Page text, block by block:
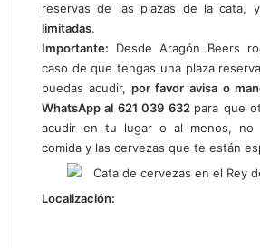
reservas de las plazas de la cata,
limitadas.
Importante: Desde Aragón Beers
caso de que tengas una plaza
puedas acudir, por favor avisa o
WhatsApp al 621 039 632 para que
acudir en tu lugar o al menos, no
comida y las cervezas que te están
Localización: